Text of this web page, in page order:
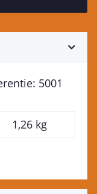
5001
1,26 kg